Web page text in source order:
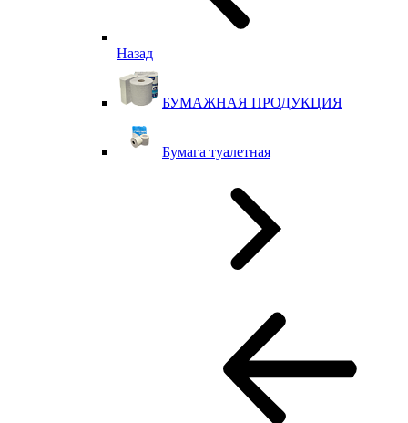
Назад
БУМАЖНАЯ ПРОДУКЦИЯ
Бумага туалетная